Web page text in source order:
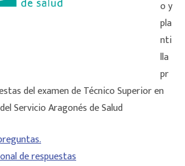
o y
pla
nti
lla
pr
del examen de Técnico Superior en
Servicio Aragonés de Salud
de respuestas